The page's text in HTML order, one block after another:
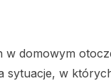
w domowym
sytuacje, w